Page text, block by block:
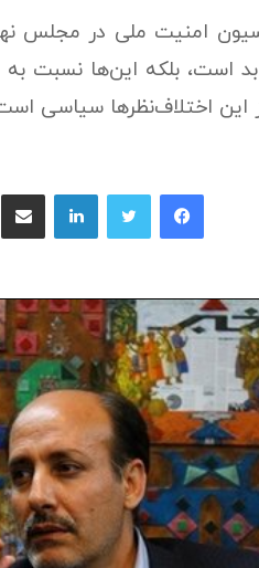
امنیت ملی در مجلس
است، بلکه این‌ها نسبت به
این اختلاف‌نظرها سیاسی
فیسبوک لینکداین